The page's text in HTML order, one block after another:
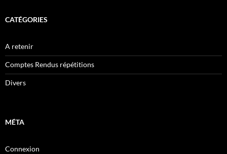
CATÉGORIES
A retenir
Comptes Rendus répétitions
Divers
MÉTA
Connexion